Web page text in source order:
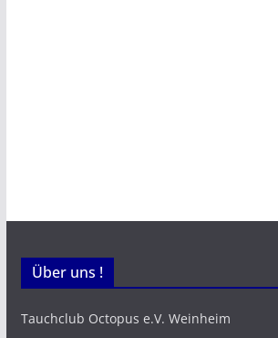
Über uns !
Tauchclub Octopus e.V. Weinheim